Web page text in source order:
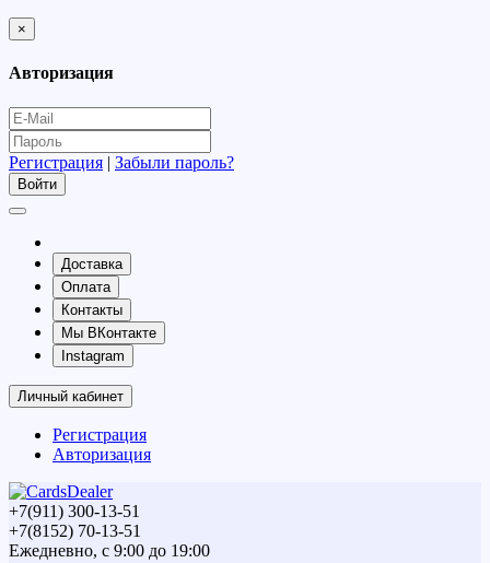
×
Авторизация
Регистрация | Забыли пароль?
Доставка
Оплата
Контакты
Мы ВКонтакте
Instagram
Личный кабинет
Регистрация
Авторизация
+7(911) 300-13-51
+7(8152) 70-13-51
Ежедневно, с 9:00 до 19:00